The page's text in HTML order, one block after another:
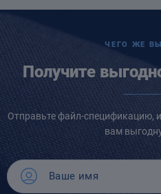
ЧЕГО ЖЕ
Получите
Отправьте файл-спецификацию,
вам